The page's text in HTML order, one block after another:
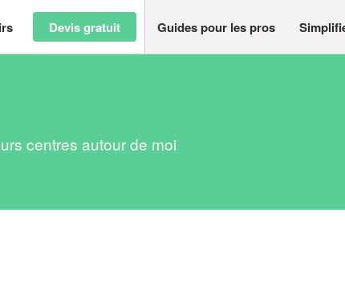
Devis gratuit Guides pour les pros
centres autour de moi